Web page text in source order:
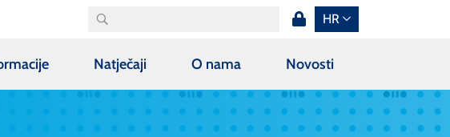
HR
Natječaji O nama Novosti